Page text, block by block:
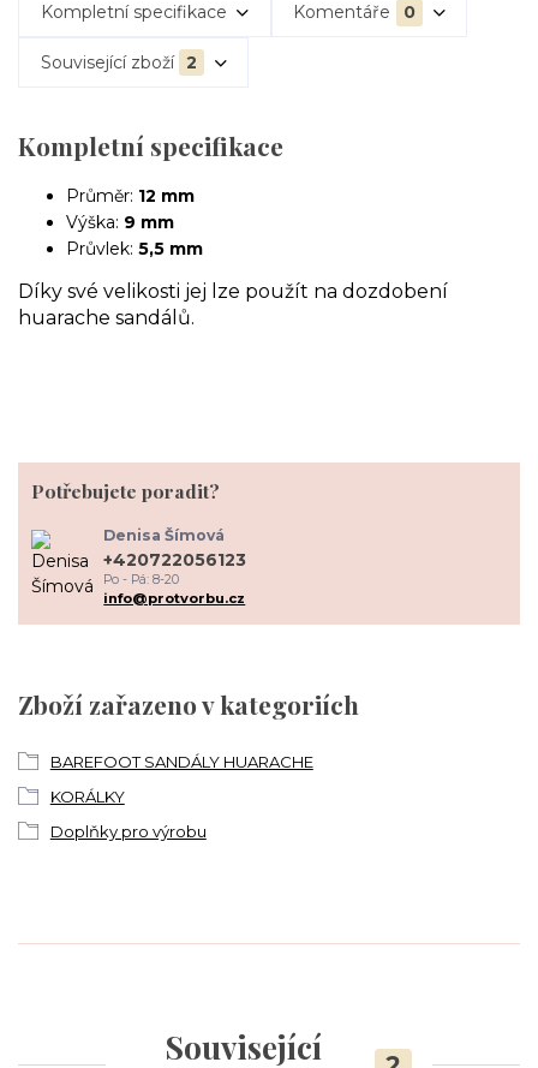
Kompletní specifikace Komentáře 0
Související zboží 2
Kompletní specifikace
Průměr: 12 mm
Výška: 9 mm
Průvlek: 5,5 mm
Díky své velikosti jej lze použít na dozdobení
huarache sandálů.
Zboží zařazeno v kategoriích
BAREFOOT SANDÁLY HUARACHE
KORÁLKY
Doplňky pro výrobu
Potřebujete poradit?
Denisa Šímová
+420722056123
Po - Pá: 8-20
info@protvorbu.cz
Související